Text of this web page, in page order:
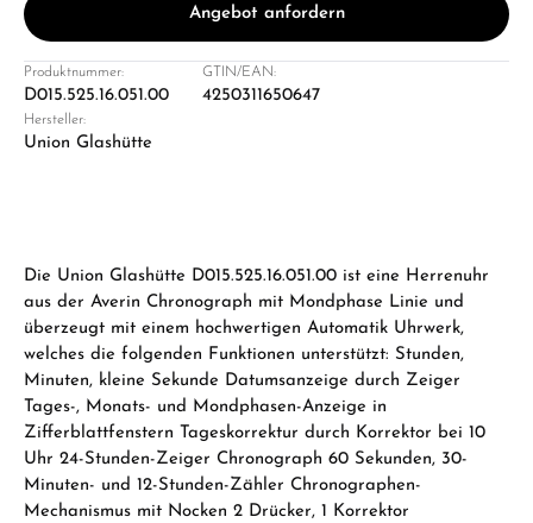
Angebot anfordern
Produktnummer:
D015.525.16.051.00
GTIN/EAN:
4250311650647
Hersteller:
Union Glashütte
Die Union Glashütte D015.525.16.051.00 ist eine Herrenuhr
aus der Averin Chronograph mit Mondphase Linie und
überzeugt mit einem hochwertigen Automatik Uhrwerk,
welches die folgenden Funktionen unterstützt: Stunden,
Minuten, kleine Sekunde Datumsanzeige durch Zeiger
Tages-, Monats- und Mondphasen-Anzeige in
Zifferblattfenstern Tageskorrektur durch Korrektor bei 10
Uhr 24-Stunden-Zeiger Chronograph 60 Sekunden, 30-
Minuten- und 12-Stunden-Zähler Chronographen-
Mechanismus mit Nocken 2 Drücker, 1 Korrektor